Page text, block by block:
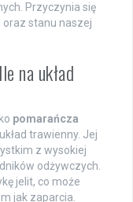
Przyczynia się
stanu naszej
na układ
pomarańcza
trawienny. Jej
z wysokiej
odżywczych.
jelit, co może
jak zaparcia.